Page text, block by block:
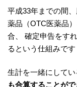
平成33年までの間
薬品（OTC医薬品
合、 確定申告をす
るという仕組みで
生計を一緒にして
も合算することがで